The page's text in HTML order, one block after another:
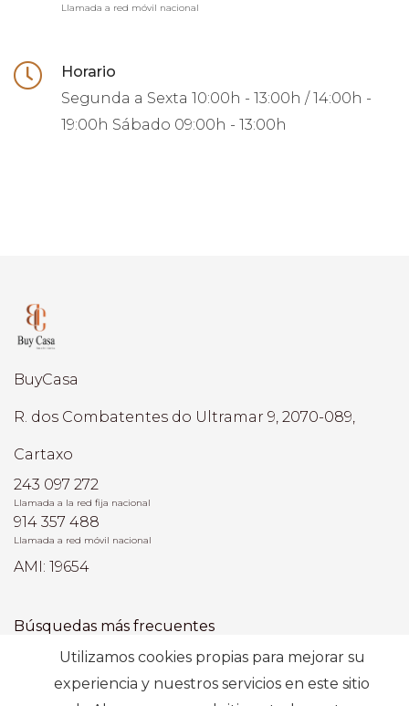
Llamada a red móvil nacional
Horario
Segunda a Sexta 10:00h - 13:00h / 14:00h -
19:00h Sábado 09:00h - 13:00h
BuyCasa
R. dos Combatentes do Ultramar 9, 2070-089,
Cartaxo
243 097 272
Llamada a la red fija nacional
914 357 488
Llamada a red móvil nacional
AMI: 19654
Búsquedas más frecuentes
Suscribir
Utilizamos cookies propias para mejorar su
experiencia y nuestros servicios en este sitio